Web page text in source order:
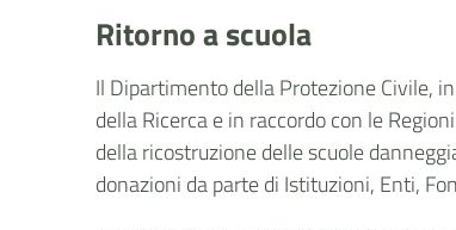
Ritorno a scuola
Il Dipartimento della Protezione Civile,
della Ricerca e in raccordo con le
della ricostruzione delle scuole
donazioni da parte di Istituzioni, Enti,